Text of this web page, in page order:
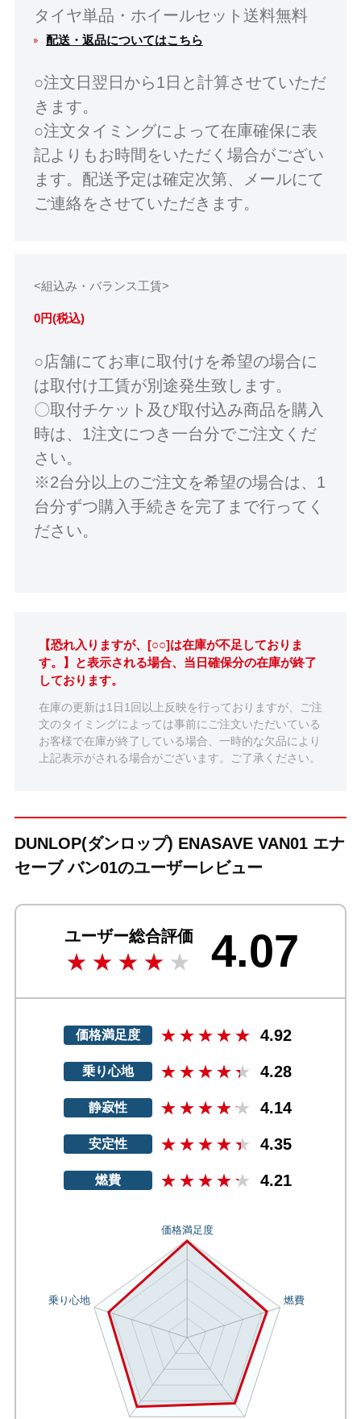
タイヤ単品・ホイールセット送料無料
配送・返品についてはこちら
○注文日翌日から1日と計算させていただ
きます。
○注文タイミングによって在庫確保に表
記よりもお時間をいただく場合がござい
ます。配送予定は確定次第、メールにて
ご連絡をさせていただきます。
<組込み・バランス工賃>
0円(税込)
○店舗にてお車に取付けを希望の場合に
は取付け工賃が別途発生致します。
〇取付チケット及び取付込み商品を購入
時は、1注文につき一台分でご注文くだ
さい。
※2台分以上のご注文を希望の場合は、1
台分ずつ購入手続きを完了まで行ってく
ださい。
【恐れ入りますが、[○○]は在庫が不足しておりま
す。】と表示される場合、当日確保分の在庫が終了
しております。
在庫の更新は1日1回以上反映を行っておりますが、ご注
文のタイミングによっては事前にご注文いただいている
お客様で在庫が終了している場合、一時的な欠品により
上記表示がされる場合がございます。ご了承ください。
DUNLOP(ダンロップ) ENASAVE VAN01 エナ
セーブ バン01のユーザーレビュー
ユーザー総合評価 4.07
価格満足度 4.92
乗り心地 4.28
静寂性 4.14
安定性 4.35
燃費 4.21